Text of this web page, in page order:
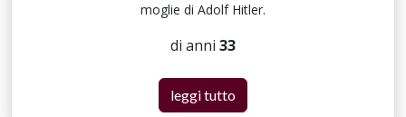
moglie di Adolf Hitler.
di anni 33
leggi tutto